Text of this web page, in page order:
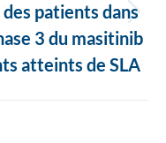
patients dans
3 du masitinib
atteints de SLA